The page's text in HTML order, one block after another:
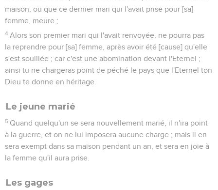
maison, ou que ce dernier mari qui l'avait prise pour [sa]
femme, meure ;
4 Alors son premier mari qui l'avait renvoyée, ne pourra pas
la reprendre pour [sa] femme, après avoir été [cause] qu'elle
s'est souillée ; car c'est une abomination devant l'Eternel ;
ainsi tu ne chargeras point de péché le pays que l'Eternel ton
Dieu te donne en héritage.
Le jeune marié
5 Quand quelqu'un se sera nouvellement marié, il n'ira point
à la guerre, et on ne lui imposera aucune charge ; mais il en
sera exempt dans sa maison pendant un an, et sera en joie à
la femme qu'il aura prise.
Les gages